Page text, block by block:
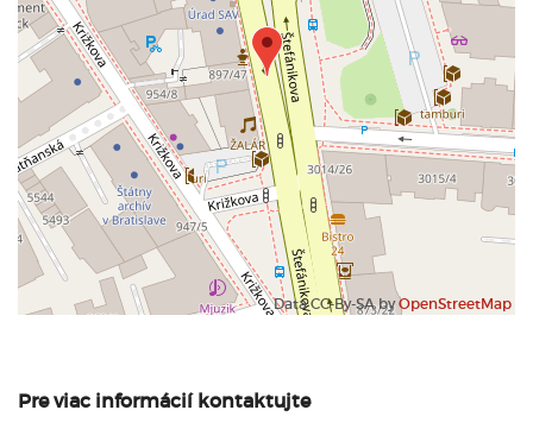
Data CC-By-SA byOpenStreetMap
Pre viac informácií kontaktujte